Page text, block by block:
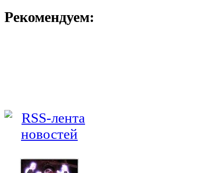
Рекомендуем: